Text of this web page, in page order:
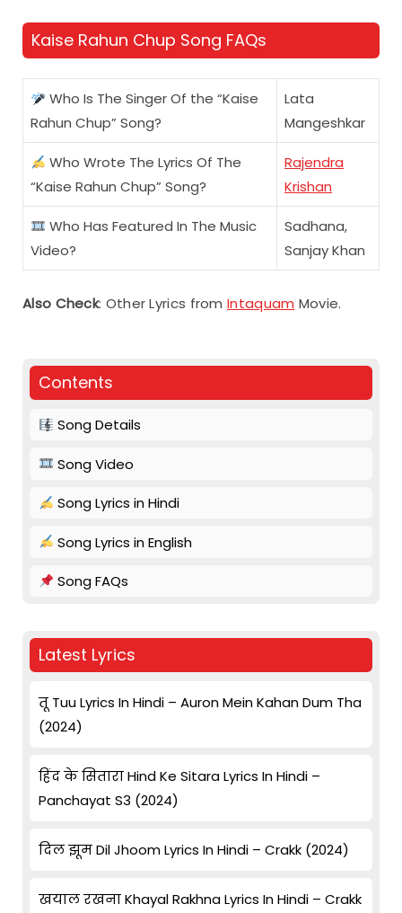
Kaise Rahun Chup Song FAQs
Who Is The Singer Of the “Kaise
Rahun Chup” Song?
Lata
Mangeshkar
Who Wrote The Lyrics Of The
“Kaise Rahun Chup” Song?
Rajendra
Krishan
Who Has Featured In The Music
Video?
Sadhana,
Sanjay Khan
Also Check: Other Lyrics fromIntaquam Movie.
Contents
Song Details
Song Video
Song Lyrics in Hindi
Song Lyrics in English
Song FAQs
Latest Lyrics
तू Tuu Lyrics In Hindi – Auron Mein Kahan Dum Tha
(2024)
हिंद के सितारा Hind Ke Sitara Lyrics In Hindi –
Panchayat S3 (2024)
दिल झूम Dil Jhoom Lyrics In Hindi – Crakk (2024)
खयाल रखना Khayal Rakhna Lyrics In Hindi – Crakk